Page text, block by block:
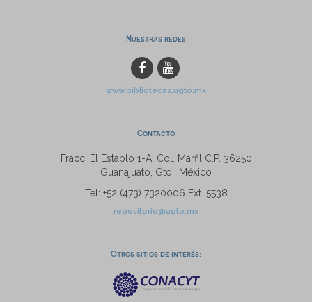
Nuestras redes
www.bibliotecas.ugto.mx
Contacto
Fracc. El Establo 1-A, Col. Marfil C.P. 36250
Guanajuato, Gto., México
Tel: +52 (473) 7320006 Ext. 5538
repositorio@ugto.mx
Otros sitios de interés: